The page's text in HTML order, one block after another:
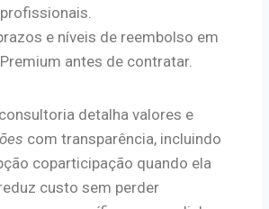
e níveis de reembolso em
antes de contratar.
detalha valores e
com transparência, incluindo
coparticipação quando ela
custo sem perder